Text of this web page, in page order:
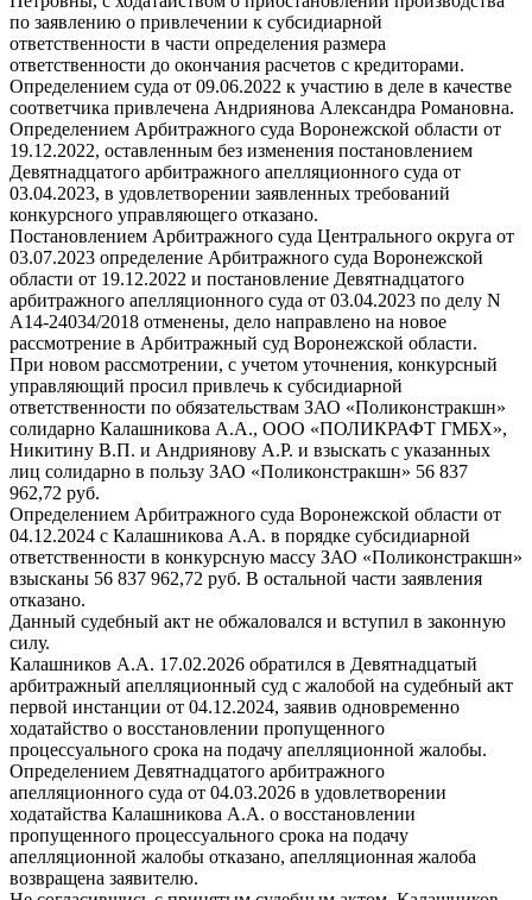
по заявлению о привлечении к субсидиарной
ответственности в части определения размера
ответственности до окончания расчетов с кредиторами.
Определением суда от 09.06.2022 к участию в деле в качестве
соответчика привлечена Андриянова Александра Романовна.
Определением Арбитражного суда Воронежской области от
19.12.2022, оставленным без изменения постановлением
Девятнадцатого арбитражного апелляционного суда от
03.04.2023, в удовлетворении заявленных требований
конкурсного управляющего отказано.
Постановлением Арбитражного суда Центрального округа от
03.07.2023 определение Арбитражного суда Воронежской
области от 19.12.2022 и постановление Девятнадцатого
арбитражного апелляционного суда от 03.04.2023 по делу N
А14-24034/2018 отменены, дело направлено на новое
рассмотрение в Арбитражный суд Воронежской области.
При новом рассмотрении, с учетом уточнения, конкурсный
управляющий просил привлечь к субсидиарной
ответственности по обязательствам ЗАО «Поликонстракшн»
солидарно Калашникова А.А., ООО «ПОЛИКРАФТ ГМБХ»,
Никитину В.П. и Андриянову А.Р. и взыскать с указанных
лиц солидарно в пользу ЗАО «Поликонстракшн» 56 837
962,72 руб.
Определением Арбитражного суда Воронежской области от
04.12.2024 с Калашникова А.А. в порядке субсидиарной
ответственности в конкурсную массу ЗАО «Поликонстракшн»
взысканы 56 837 962,72 руб. В остальной части заявления
отказано.
Данный судебный акт не обжаловался и вступил в законную
силу.
Калашников А.А. 17.02.2026 обратился в Девятнадцатый
арбитражный апелляционный суд с жалобой на судебный акт
первой инстанции от 04.12.2024, заявив одновременно
ходатайство о восстановлении пропущенного
процессуального срока на подачу апелляционной жалобы.
Определением Девятнадцатого арбитражного
апелляционного суда от 04.03.2026 в удовлетворении
ходатайства Калашникова А.А. о восстановлении
пропущенного процессуального срока на подачу
апелляционной жалобы отказано, апелляционная жалоба
возвращена заявителю.